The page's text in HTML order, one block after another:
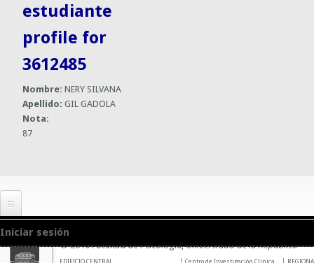
estudiante
profile for
3612485
Nombre:NERY SILVANA
Apellido:GIL GADOLA
Nota:
87
Iniciar sesión
© 2010 Facultad de Psicología, Universidad de la República